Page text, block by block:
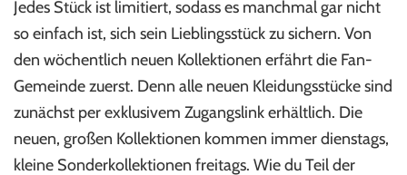
Jedes Stück ist limitiert, sodass es manchmal gar nicht
so einfach ist, sich sein Lieblingsstück zu sichern. Von
den wöchentlich neuen Kollektionen erfährt die Fan-
Gemeinde zuerst. Denn alle neuen Kleidungsstücke sind
zunächst per exklusivem Zugangslink erhältlich. Die
neuen, großen Kollektionen kommen immer dienstags,
kleine Sonderkollektionen freitags. Wie du Teil der